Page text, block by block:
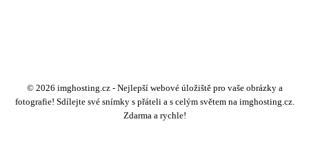
© 2026 imghosting.cz - Nejlepší webové úložiště pro vaše obrázky a
fotografie! Sdílejte své snímky s přáteli a s celým světem na imghosting.cz.
Zdarma a rychle!